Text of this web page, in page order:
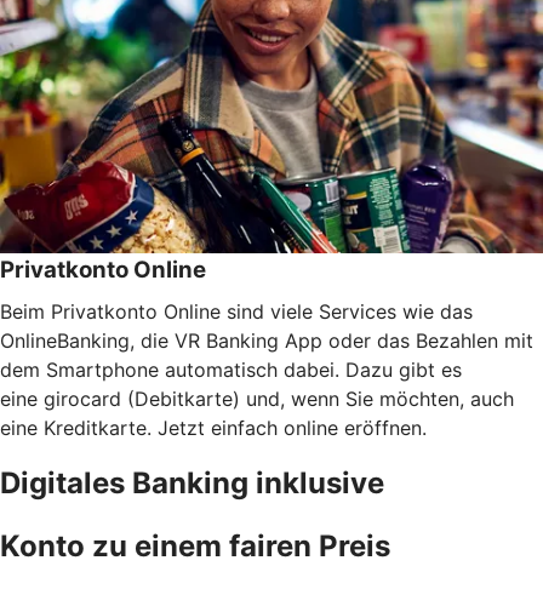
Privatkonto Online
Beim Privatkonto Online sind viele Services wie das
OnlineBanking, die VR Banking App oder das Bezahlen mit
dem Smartphone automatisch dabei. Dazu gibt es
eine girocard (Debitkarte) und, wenn Sie möchten, auch
eine Kreditkarte. Jetzt einfach online eröffnen.
Digitales Banking inklusive
Konto zu einem fairen Preis